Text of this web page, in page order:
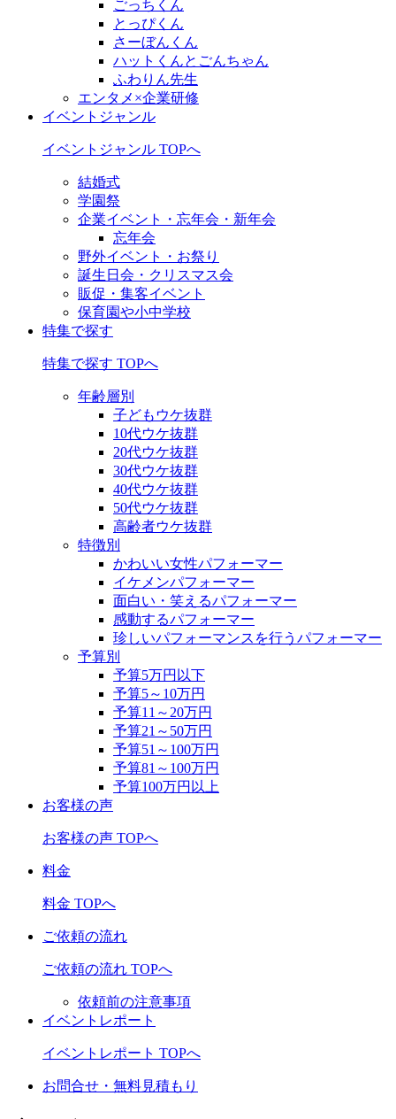
ごっちくん
とっぴくん
さーぼんくん
ハットくんとごんちゃん
ふわりん先生
エンタメ×企業研修
イベントジャンル
イベントジャンル TOPへ
結婚式
学園祭
企業イベント・忘年会・新年会
忘年会
野外イベント・お祭り
誕生日会・クリスマス会
販促・集客イベント
保育園や小中学校
特集で探す
特集で探す TOPへ
年齢層別
子どもウケ抜群
10代ウケ抜群
20代ウケ抜群
30代ウケ抜群
40代ウケ抜群
50代ウケ抜群
高齢者ウケ抜群
特徴別
かわいい女性パフォーマー
イケメンパフォーマー
面白い・笑えるパフォーマー
感動するパフォーマー
珍しいパフォーマンスを行うパフォーマー
予算別
予算5万円以下
予算5～10万円
予算11～20万円
予算21～50万円
予算51～100万円
予算81～100万円
予算100万円以上
お客様の声
お客様の声 TOPへ
料金
料金 TOPへ
ご依頼の流れ
ご依頼の流れ TOPへ
依頼前の注意事項
イベントレポート
イベントレポート TOPへ
お問合せ・無料見積もり